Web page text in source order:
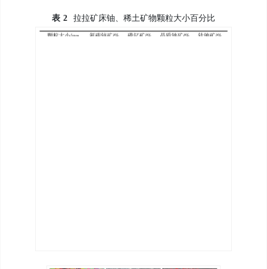
表 2 拉拉矿床铀、稀土矿物颗粒大小百分比